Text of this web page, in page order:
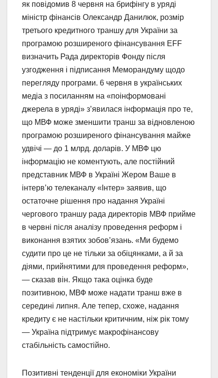
як повідомив 8 червня на брифінгу в уряді
міністр фінансів Олександр Данилюк, розмір
третього кредитного траншу для України за
програмою розширеного фінансування EFF
визначить Рада директорів Фонду після
узгодження і підписання Меморандуму щодо
перегляду програми. 6 червня в українських
медіа з посиланням на «поінформовані
джерела в уряді» з’явилася інформація про те,
що МВФ може зменшити транш за відновленою
програмою розширеного фінансування майже
удвічі — до 1 млрд. доларів. У МВФ цю
інформацію не коментують, але постійний
представник МВФ в Україні Жером Ваше в
інтерв’ю телеканалу «Інтер» заявив, що
остаточне рішення про надання Україні
чергового траншу рада директорів МВФ прийме
в червні після аналізу проведення реформ і
виконання взятих зобов’язань. «Ми будемо
судити про це не тільки за обіцянками, а й за
діями, прийнятими для проведення реформ»,
— сказав він. Якщо така оцінка буде
позитивною, МВФ може надати транш вже в
середині липня. Але тепер, схоже, надання
кредиту є не настільки критичним, ніж рік тому
— Україна підтримує макрофінансову
стабільність самостійно.
Позитивні тенденції для економіки України